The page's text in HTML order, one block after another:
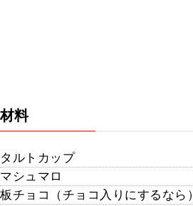
材料
タルトカップ
マシュマロ
板チョコ（チョコ入りにするなら）